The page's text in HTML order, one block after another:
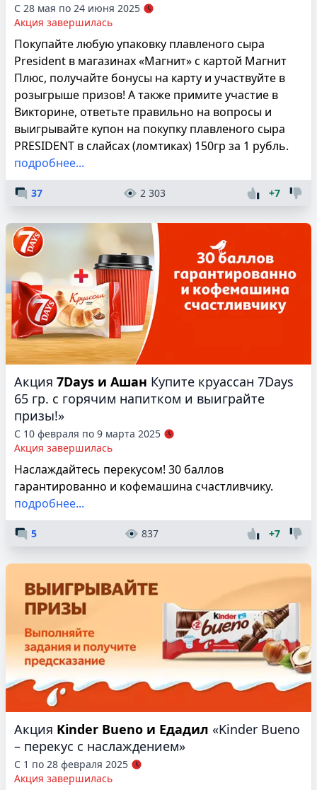
С 28 мая по 24 июня 2025
Акция завершилась
Покупайте любую упаковку плавленого сыра
President в магазинах «Магнит» с картой Магнит
Плюс, получайте бонусы на карту и участвуйте в
розыгрыше призов! А также примите участие в
Викторине, ответьте правильно на вопросы и
выигрывайте купон на покупку плавленого сыра
PRESIDENT в слайсах (ломтиках) 150гр за 1 рубль.
подробнее...
37 2 303 +7
Акция 7Days и Ашан Купите круассан 7Days
65 гр. с горячим напитком и выиграйте
призы!»
С 10 февраля по 9 марта 2025
Акция завершилась
Наслаждайтесь перекусом! 30 баллов
гарантированно и кофемашина счастливчику.
подробнее...
5 837 +7
Акция Kinder Bueno и Едадил «Kinder Bueno
– перекус с наслаждением»
С 1 по 28 февраля 2025
Акция завершилась